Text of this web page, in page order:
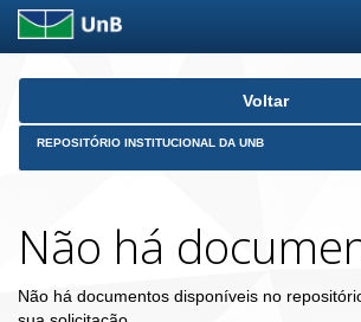
Skip
Voltar
REPOSITÓRIO INSTITUCIONAL DA UNB
Não há
Não há documentos disponíveis no